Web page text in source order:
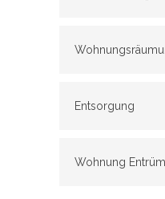
Entsorgung
Wohnung